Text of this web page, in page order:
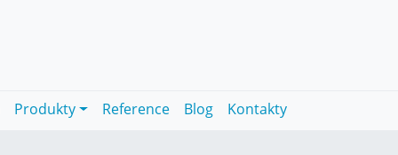
Produkty Reference Blog Kontakty